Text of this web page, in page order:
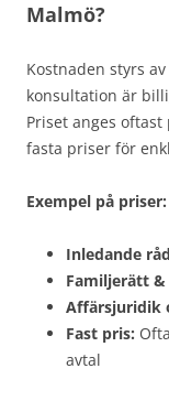
Malmö?
Kostnaden styrs
konsultation är
Priset anges
fasta priser för
Exempel på priser:
Inledande
Familjerätt
Affärsjuridik
Fast pris:
avtal